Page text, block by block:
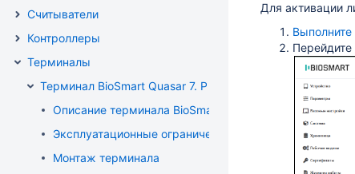
меню
действий
быстрому
Считыватели
Контроллеры
Терминалы
Терминал BioSmart Quasar 7. Руководство по
Описание терминала BioSmart Quasar 7
Эксплуатационные ограничения терминала
Монтаж терминала
Для активации